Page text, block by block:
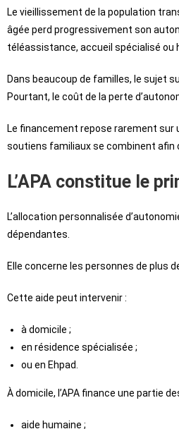
Le vieillissement de la population
âgée perd progressivement son
téléassistance, accueil spécialisé ou
Dans beaucoup de familles, le sujet
Pourtant, le coût de la perte
Le financement repose rarement sur
soutiens familiaux se combinent afin
L’APA constitue le
L’allocation personnalisée
dépendantes.
Elle concerne les personnes de plus
Cette aide peut intervenir :
à domicile ;
en résidence spécialisée ;
ou en Ehpad.
À domicile, l’APA finance une partie
aide humaine ;